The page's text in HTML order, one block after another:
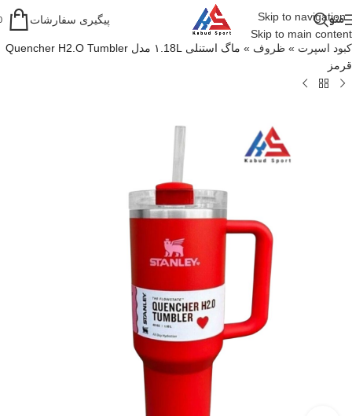
Skip to navigation
Skip to main content
منو پیگیری سفارشات
کبود اسپرت » ظروف »
ماگ استنلی ۱.18L مدل Quencher H2.O Tumbler
قرمز